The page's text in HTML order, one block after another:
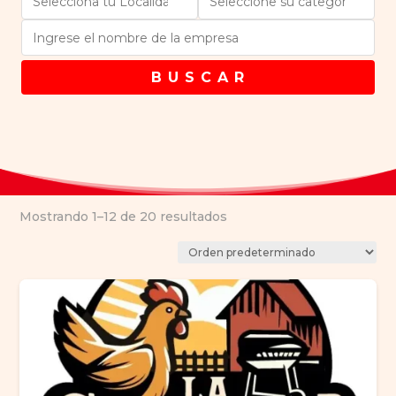
B U S C A R
Mostrando 1–12 de 20 resultados